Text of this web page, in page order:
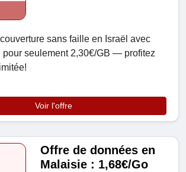
sans faille en Israël avec
pour seulement 2,30€/GB — profitez
Voir l'offre
Offre de données en
Malaisie : 1,68€/Go